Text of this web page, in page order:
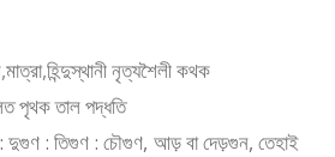
e
,মাত্রা,হিন্দুস্থানী নৃত্যশৈলী কথক
পৃথক তাল পদ্ধতি
দুগুণ : তিগুণ : চৌগুণ, আড় বা দেড়গুন, তেহাই